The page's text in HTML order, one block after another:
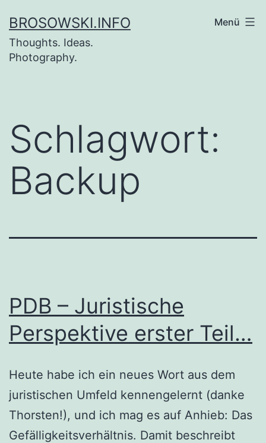
Inhalt
springen
BROSOWSKI.INFO
Thoughts. Ideas.
Photography.
Menü
Schlagwort:
Backup
PDB – Juristische
Perspektive erster Teil…
Heute habe ich ein neues Wort aus dem
juristischen Umfeld kennengelernt (danke
Thorsten!), und ich mag es auf Anhieb: Das
Gefälligkeitsverhältnis. Damit beschreibt